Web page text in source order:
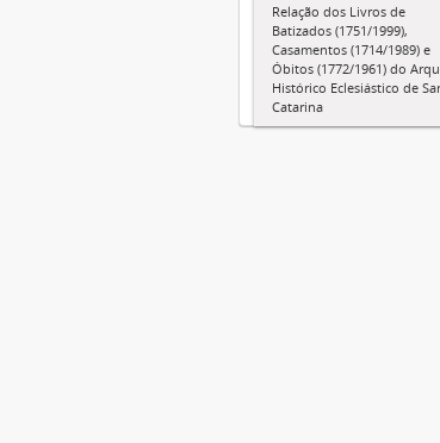
Relação dos Livros de
Batizados (1751/1999),
Casamentos (1714/1989) e
Óbitos (1772/1961) do
Histórico Eclesiástico de
Catarina